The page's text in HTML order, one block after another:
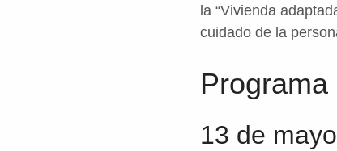
la “Vivienda
cuidado de la
Programa
13 de